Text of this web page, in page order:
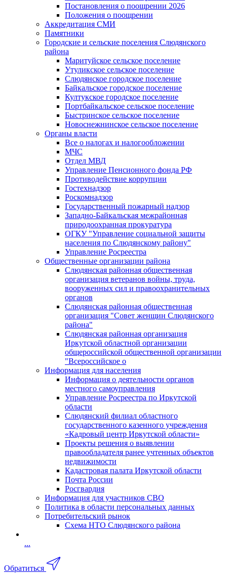
Постановления о поощрении 2026
Положения о поощрении
Аккредитация СМИ
Памятники
Городские и сельские поселения Слюдянского
района
Маритуйское сельское поселение
Утуликское сельское поселение
Слюдянское городское поселение
Байкальское городское поселение
Култукское городское поселение
Портбайкальское сельское поселение
Быстринское сельское поселение
Новоснежнинское сельское поселение
Органы власти
Все о налогах и налогообложении
МЧС
Отдел МВД
Управление Пенсионного фонда РФ
Противодействие коррупции
Гостехнадзор
Роскомнадзор
Государственный пожарный надзор
Западно-Байкальская межрайонная
природоохранная прокуратура
ОГКУ "Управление социальной защиты
населения по Слюдянскому району"
Управление Росреестра
Общественные организации района
Слюдянская районная общественная
организация ветеранов войны, труда,
вооруженных сил и правоохранительных
органов
Слюдянская районная общественная
организация "Совет женщин Слюдянского
района"
Слюдянская районная организация
Иркутской областной организации
общероссийской общественной организации
"Всероссийское о
Информация для населения
Информация о деятельности органов
местного самоуправления
Управление Росреестра по Иркутской
области
Слюдянский филиал областного
государственного казенного учреждения
«Кадровый центр Иркутской области»
Проекты решения о выявлении
правообладателя ранее учтенных объектов
недвижимости
Кадастровая палата Иркутской области
Почта России
Росгвардия
Информация для участников СВО
Политика в области персональных данных
Потребительский рынок
Схема НТО Слюдянского района
...
Обратиться